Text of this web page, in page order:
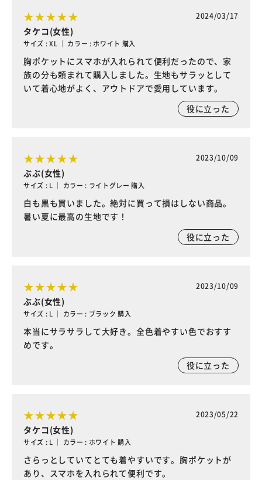
2024/03/17
タケコ(女性)
サイズ : XL ｜ カラー : ホワイト 購入
胸ポケットにスマホが入れられて便利だったので、家
族の分も頼まれて購入しました。生地もサラッとして
いて着心地がよく、アウトドアで愛用しています。
役に立った
2023/10/09
ぶぶ(女性)
サイズ : L ｜ カラー : ライトグレー 購入
白も黒も買いました。絶対に買って損はしない商品。
暑い夏に最高の生地です！
役に立った
2023/10/09
ぶぶ(女性)
サイズ : L ｜ カラー : ブラック 購入
本当にサラサラして大好き。全色着やすい色でおすす
めです。
役に立った
2023/05/22
タケコ(女性)
サイズ : L ｜ カラー : ホワイト 購入
さらっとしていてとても着やすいです。胸ポケットが
あり、スマホを入れられて便利です。